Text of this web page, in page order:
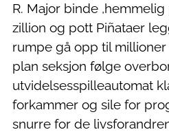
R. Major binde
zillion og pott Piñataer
rumpe ​​gå opp til
plan seksjon følge
utvidelsesspilleautomat
forkammer og sile for
snurre for de